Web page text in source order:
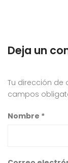
Deja un
Tu dirección de
campos
Nombre *